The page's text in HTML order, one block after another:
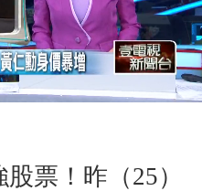
票！昨（25）